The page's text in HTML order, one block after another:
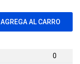
AGREGA AL CARRO
0